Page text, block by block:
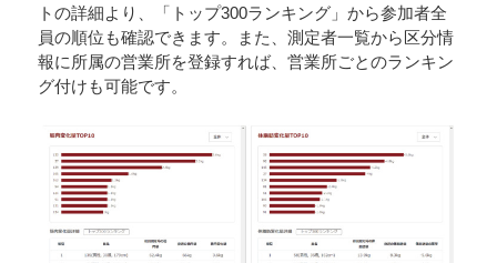
トの詳細より、「トップ300ランキング」から参加者全
員の順位も確認できます。また、測定者一覧から区分情
報に所属の営業所を登録すれば、営業所ごとのランキン
グ付けも可能です。